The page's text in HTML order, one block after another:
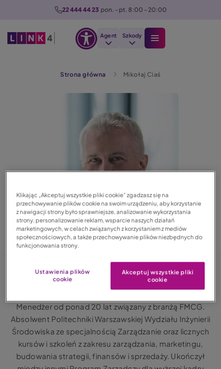
22 444 44 23 pon. - pt. 8:00 - 20:00
Agent Szkody
Strona główna Mikołaj Ciaś
Mikołaj Ciaś
WICEPREZES ZARZĄDU
Menedżer od ponad 20 lat związany z branżą FMCG.
Absolwent Politechniki Warszawskiej Wydziału Inżynierii
Środowiska ze specjalnością Zarządzanie oraz licznych
kursów i szkoleń z zakresu zarządzania, marketingu,
budowania strategii, finansów i sprzedaży. Ukończył
Klikając „Akceptuj wszystkie pliki cookie” zgadzasz się na
przechowywanie plików cookie na swoim urządzeniu, aby korzystanie
z nawigacji strony było sprawniejsze, analizowanie wykorzystania
strony, personalizowanie reklam, wsparcie naszych działań
marketingowych, w celach związanych z korzystaniem z mediów
społecznościowych, a także przechowywanie plików niezbędnych do
funkcjonowania strony.
Ustawienia plików
cookie
Akceptuj wszystkie pliki
cookie